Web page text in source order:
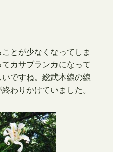
とが少なくなってしま
カサブランカになって
ですね。総武本線の線
わりかけていました。